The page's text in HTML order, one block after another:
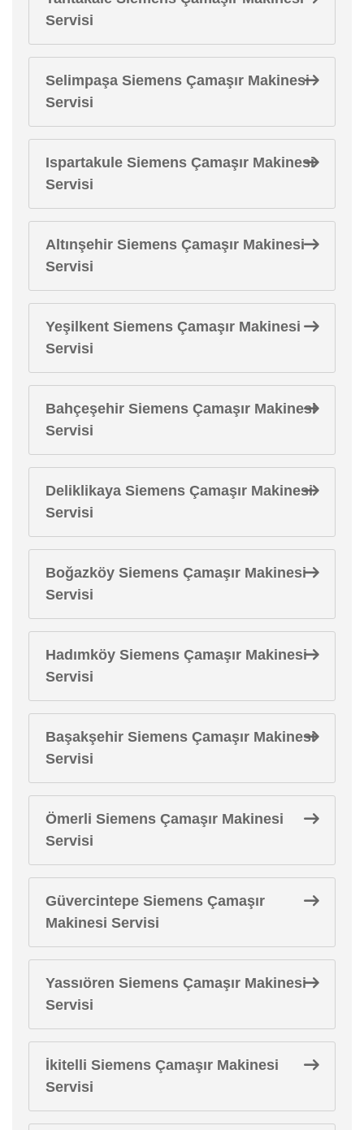
Servisi
Selimpaşa Siemens Çamaşır Makinesi
Servisi
Ispartakule Siemens Çamaşır Makinesi
Servisi
Altınşehir Siemens Çamaşır Makinesi
Servisi
Yeşilkent Siemens Çamaşır Makinesi
Servisi
Bahçeşehir Siemens Çamaşır Makinesi
Servisi
Deliklikaya Siemens Çamaşır Makinesi
Servisi
Boğazköy Siemens Çamaşır Makinesi
Servisi
Hadımköy Siemens Çamaşır Makinesi
Servisi
Başakşehir Siemens Çamaşır Makinesi
Servisi
Ömerli Siemens Çamaşır Makinesi
Servisi
Güvercintepe Siemens Çamaşır
Makinesi Servisi
Yassıören Siemens Çamaşır Makinesi
Servisi
İkitelli Siemens Çamaşır Makinesi
Servisi